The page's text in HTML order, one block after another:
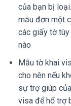
của bạn bị
mẫu đơn một
các giấy tờ
nào
Mẫu tờ khai
cho nên nếu
sự trợ giúp
visa để hổ trợ